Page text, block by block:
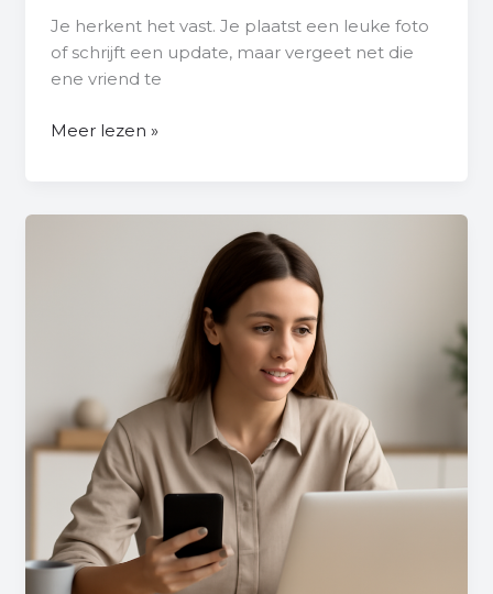
Je herkent het vast. Je plaatst een leuke foto
of schrijft een update, maar vergeet net die
ene vriend te
Meer lezen »